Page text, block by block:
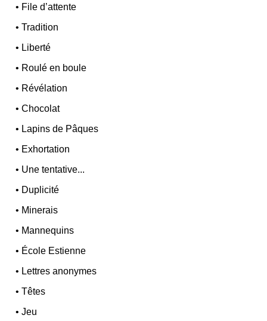
• File d’attente
•Tradition
• Liberté
• Roulé en boule
• Révélation
•Chocolat
• Lapins de Pâques
• Exhortation
• Une tentative...
• Duplicité
• Minerais
• Mannequins
• École Estienne
• Lettres anonymes
•Têtes
•Jeu